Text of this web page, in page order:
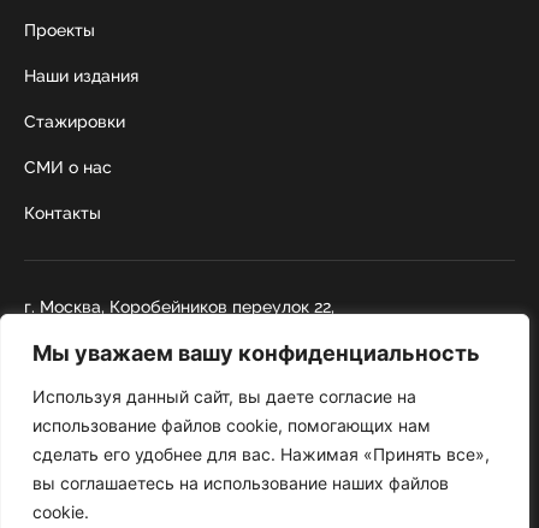
Мы уважаем вашу конфиденциальность
Используя данный сайт, вы даете согласие на
использование файлов cookie, помогающих нам
сделать его удобнее для вас. Нажимая «Принять все»,
вы соглашаетесь на использование наших файлов
cookie.
Проекты
Наши издания
Стажировки
СМИ о нас
Контакты
г. Москва, Коробейников переулок 22,
+7 495 252 67 88
© 2022 НИИРК
При перепечатке текстовой информации и фотографий ссылка на
сайт обязательна